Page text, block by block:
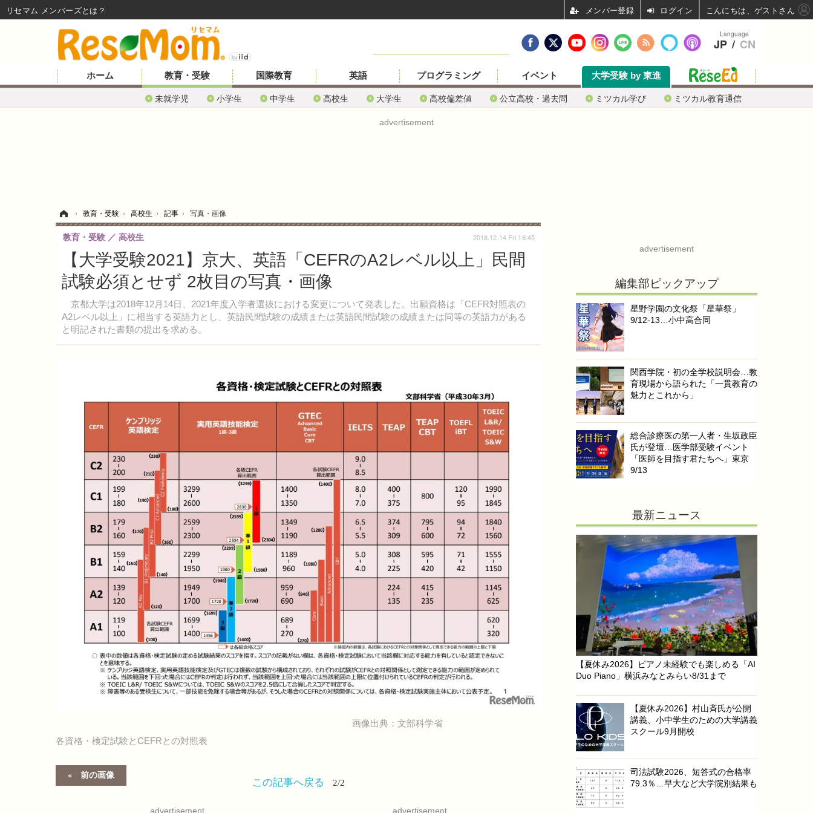
ホーム 教育・受験
未就学児 小学生 中学生 高校生 大学生 高校偏差値 公立高校・過去問 ミツカル学び ミツカル教育通信
国際教育 英語 プログラミング イベント 大学受験 by 東進
advertisement
› 教育・受験 › 高校生 › 記事 › 写真・画像
【大学受験2021】京大、英語「CEFRのA2レベル以上」民間
試験必須とせず 2枚目の写真・画像
京都大学は2018年12月14日、2021年度入学者選抜における変更について発表した。出願資格は「CEFR対照表の
A2レベル以上」に相当する英語力とし、英語民間試験の成績または英語民間試験の成績または同等の英語力がある
と明記された書類の提出を求める。
教育・受験 高校生 2018.12.14 Fri 16:45
画像出典：文部科学省
各資格・検定試験とCEFRとの対照表
前の画像
この記事へ戻る 2/2
advertisement advertisement
advertisement
編集部ピックアップ
星野学園の文化祭「星華祭」
9/12-13…小中高合同
関西学院・初の全学校説明会…教
育現場から語られた「一貫教育の
魅力とこれから」
総合診療医の第一人者・生坂政臣
氏が登壇…医学部受験イベント
「医師を目指す君たちへ」東京
9/13
最新ニュース
【夏休み2026】ピアノ未経験でも楽しめる「AI
Duo Piano」横浜みなとみらい8/31まで
【夏休み2026】村山斉氏が公開
講義、小中学生のための大学講義
スクール9月開校
司法試験2026、短答式の合格率
79.3％…早大など大学院別結果も
Language
JP / CN
リセマム メンバーズ ログイン こんにちは、ゲストさん